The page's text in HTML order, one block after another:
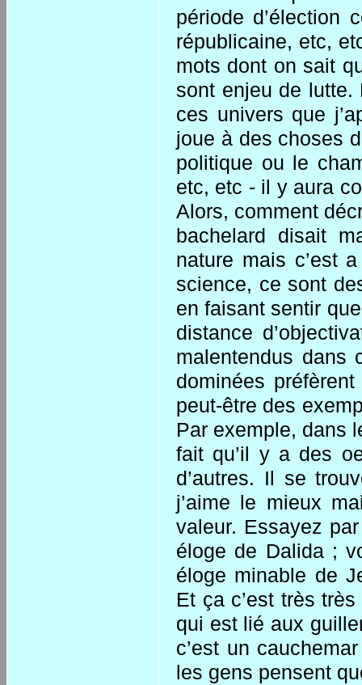
période d’élection
républicaine, etc,
mots dont on sait
sont enjeu de
ces univers que
joue à des choses
politique ou le
etc, etc - il y aura
Alors, comment
bachelard disait
nature mais c’est
science, ce sont
en faisant sentir
distance
malentendus dans
dominées
peut-être des
Par exemple, dans
fait qu’il y a des
d’autres. Il se
j’aime le mieux
valeur. Essayez
éloge de Dalida ;
éloge minable de
Et ça c’est très
qui est lié aux
c’est un
les gens pensent